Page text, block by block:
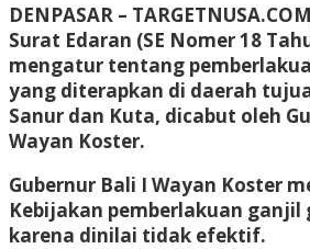
DENPASAR – TARGETNUSA.COM_
Surat Edaran (SE Nomer 18
mengatur tentang
yang diterapkan di daerah
Sanur dan Kuta, dicabut oleh
Wayan Koster.
Gubernur Bali I Wayan Koster
Kebijakan pemberlakuan ganjil
karena dinilai tidak efektif.